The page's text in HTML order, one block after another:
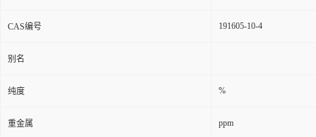
CAS编号 191605-10-4
别名
纯度 %
重金属 ppm